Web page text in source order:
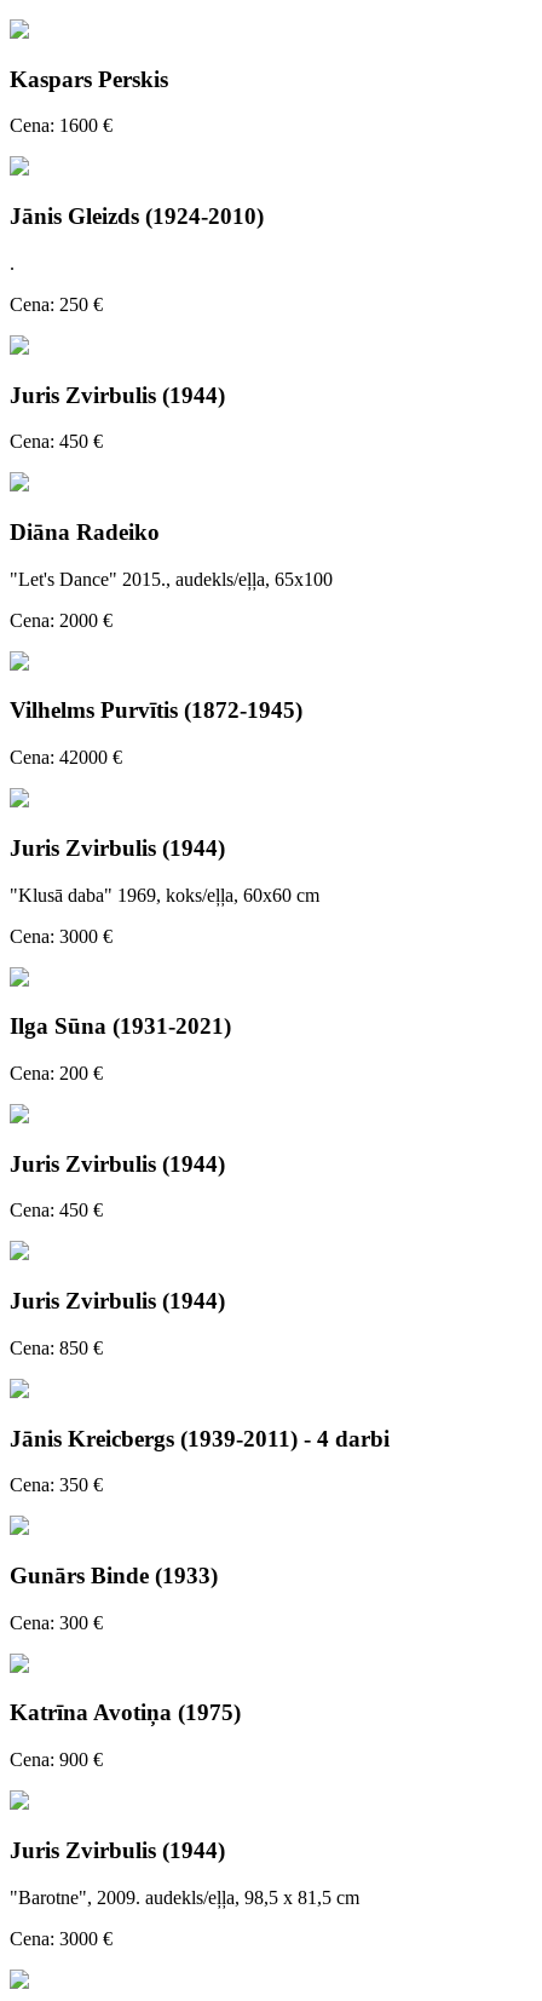
Kaspars Perskis
Cena: 1600 €
Jānis Gleizds (1924-2010)
.
Cena: 250 €
Juris Zvirbulis (1944)
Cena: 450 €
Diāna Radeiko
"Let's Dance" 2015., audekls/eļļa, 65x100
Cena: 2000 €
Vilhelms Purvītis (1872-1945)
Cena: 42000 €
Juris Zvirbulis (1944)
"Klusā daba" 1969, koks/eļļa, 60x60 cm
Cena: 3000 €
Ilga Sūna (1931-2021)
Cena: 200 €
Juris Zvirbulis (1944)
Cena: 450 €
Juris Zvirbulis (1944)
Cena: 850 €
Jānis Kreicbergs (1939-2011) - 4 darbi
Cena: 350 €
Gunārs Binde (1933)
Cena: 300 €
Katrīna Avotiņa (1975)
Cena: 900 €
Juris Zvirbulis (1944)
"Barotne", 2009. audekls/eļļa, 98,5 x 81,5 cm
Cena: 3000 €